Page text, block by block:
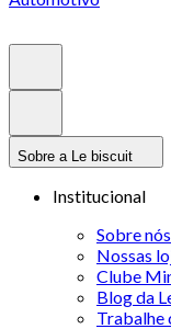
Sobre a Le biscuit
Institucional
Sobre nós
Nossas
Clube
Blog da
Trabalhe